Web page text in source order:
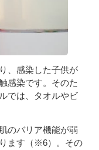
、感染した子供が
感染です。そのた
では、タオルやビ
のバリア機能が弱
ます（※6）。その